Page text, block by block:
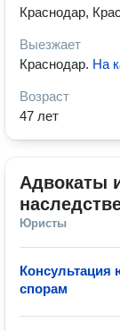
Краснодар,
Выезжает
Краснодар. На
Возраст
47 лет
Адвокаты
Юристы
Консультация
спорам